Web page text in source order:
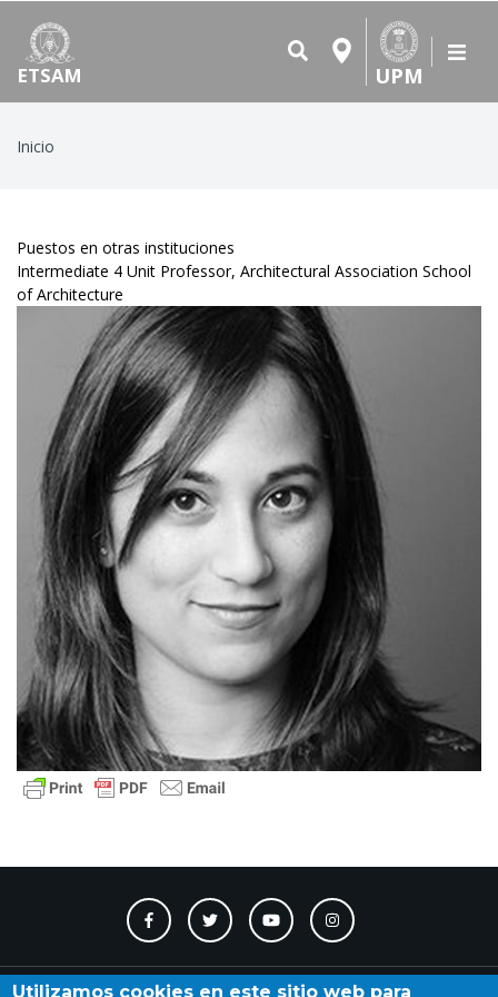
ETSAM UPM
Ruta
Inicio
Puestos en otras instituciones
Intermediate 4 Unit Professor, Architectural Association School
of Architecture
Contacto Accesibilidad Directorio Calendario
Utilizamos cookies en este sitio web para